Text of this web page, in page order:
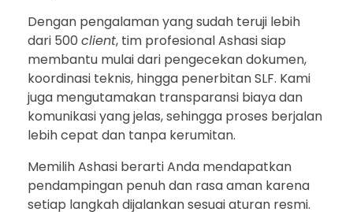
Dengan pengalaman yang sudah teruji lebih
dari 500 client, tim profesional Ashasi siap
membantu mulai dari pengecekan dokumen,
koordinasi teknis, hingga penerbitan SLF. Kami
juga mengutamakan transparansi biaya dan
komunikasi yang jelas, sehingga proses berjalan
lebih cepat dan tanpa kerumitan.
Memilih Ashasi berarti Anda mendapatkan
pendampingan penuh dan rasa aman karena
setiap langkah dijalankan sesuai aturan resmi.